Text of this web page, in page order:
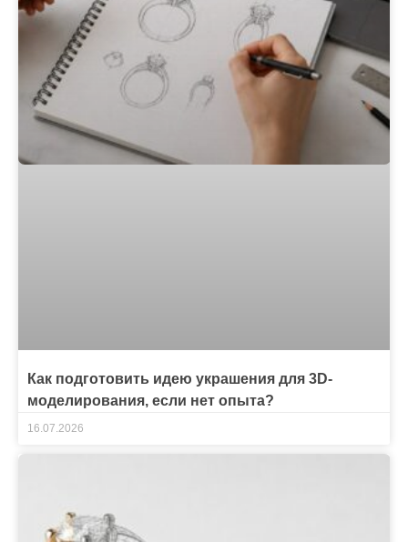
Как подготовить идею украшения для 3D-
моделирования, если нет опыта?
16.07.2026